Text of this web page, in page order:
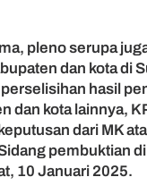
pleno serupa
dan kota di
hasil
dan kota lainnya,
dari MK
pembuktian
10 Januari 2025.